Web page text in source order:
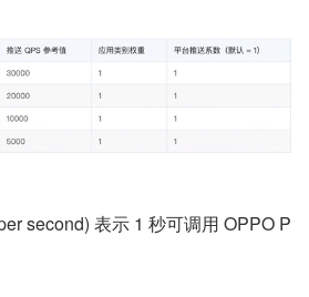
second) 表示 1 秒可调用 OPPO P